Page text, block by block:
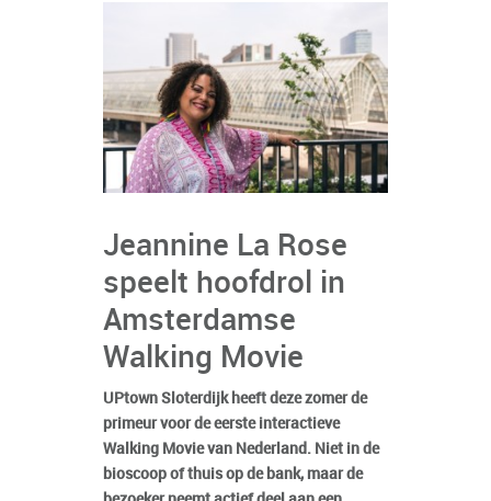
Jeannine La Rose
speelt hoofdrol in
Amsterdamse
Walking Movie
UPtown Sloterdijk heeft deze zomer de
primeur voor de eerste interactieve
Walking Movie van Nederland. Niet in de
bioscoop of thuis op de bank, maar de